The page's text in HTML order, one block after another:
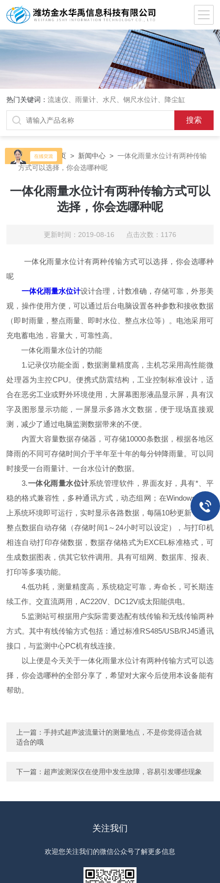
热门关键词：流速仪、雨量计、水尺、钢尺水位计、降尘缸
当前位置：首页 > 新闻中心 >一体化雨量水位计有两种传输
方式可以选择，你会选哪种呢
一体化雨量水位计有两种传输方式可以
选择，你会选哪种呢
更新时间：2019-08-16 点击次数：1176
一体化雨量水位计有两种传输方式可以选择，你会选哪种
呢
一体化雨量水位计设计合理，计数准确，存储可靠，外形美
观，操作使用方便，可以通过后台电脑设置各种参数和接收数据
（即时雨量，整点雨量、即时水位、整点水位等）。电池采用可
充电蓄电池，容量大，可靠性高。
一体化雨量水位计的功能
1.记录仪功能全面，数据测量精度高，主机芯采用高性能微
处理器为主控CPU。便携式防震结构，工业控制标准设计，适
合在恶劣工业或野外环境使用，大屏幕图形液晶显示屏，具有汉
字及图形显示功能，一屏显示多路水文数据，便于现场直接观
测，减少了通过电脑监测数据带来的不便。
内置大容量数据存储器，可存储10000条数据，根据各地区
降雨的不同可存储时间介于半年至十年的每分钟降雨量。可以同
时接受一台雨量计、一台水位计的数据。
3.一体化雨量水位计系统管理软件，界面友好，具有*、平
稳的格式兼容性，多种通讯方式，动态组网；在WindowsXP以
上系统环境即可运行，实时显示各路数据，每隔10秒更新一次，
整点数据自动存储（存储时间1～24小时可以设定），与打印机
相连自动打印存储数据，数据存储格式为EXCEL标准格式，可
生成数据图表，供其它软件调用。具有可组网、数据库、报表、
打印等多项功能。
4.低功耗，测量精度高，系统稳定可靠，寿命长，可长期连
续工作。交直流两用，AC220V、DC12V或太阳能供电。
5.监测站可根据用户实际需要选配有线传输和无线传输两种
方式。其中有线传输方式包括：通过标准RS485/USB/RJ45通讯
接口，与监测中心PC机有线连接。
以上便是今天关于一体化雨量水位计有两种传输方式可以选
择，你会选哪种的全部分享了，希望对大家今后使用本设备能有
帮助。
上一篇：手持式超声波流量计的测量地点，不是你觉得适合就
适合的哦
下一篇： 超声波测深仪在使用中发生故障，容易引发哪些现象
关注我们
欢迎您关注我们的微信公众号了解更多信息